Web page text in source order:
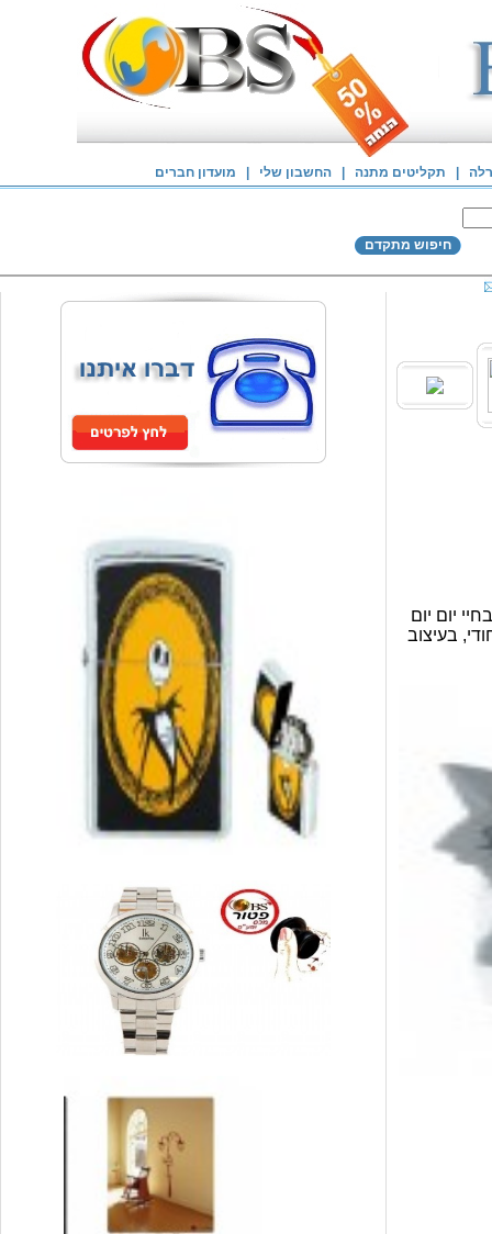
תקליטים מתנה החשבון שלי מועדון חברים
חיפוש מתקדם
יום יום
בעיצוב